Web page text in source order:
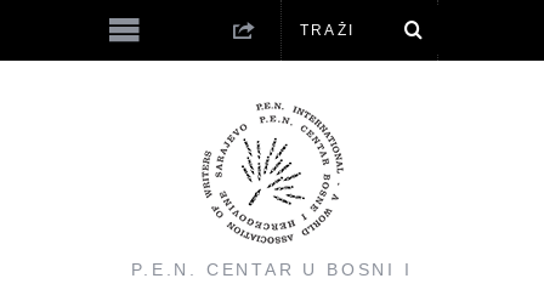
P.E.N. CENTAR U BOSNI I